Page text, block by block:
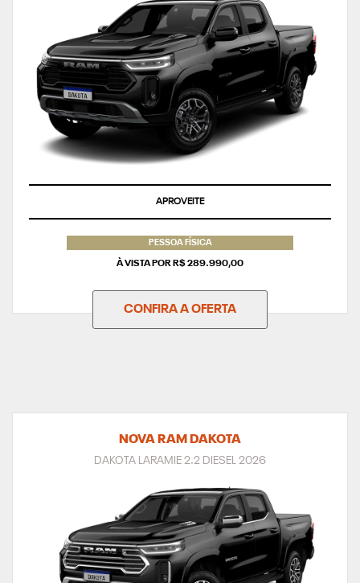
APROVEITE
PESSOA FÍSICA
À VISTA POR R$ 289.990,00
CONFIRA A OFERTA
NOVA RAM DAKOTA
DAKOTA LARAMIE 2.2 DIESEL 2026